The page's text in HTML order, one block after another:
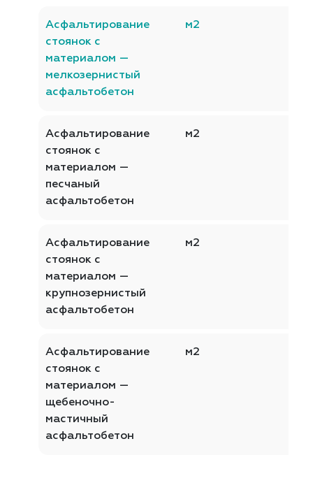
Асфальтирование
стоянок с
материалом —
мелкозернистый
асфальтобетон
м2
Асфальтирование
стоянок с
материалом —
песчаный
асфальтобетон
м2
Асфальтирование
стоянок с
материалом —
крупнозернистый
асфальтобетон
м2
Асфальтирование
стоянок с
материалом —
щебеночно-
мастичный
асфальтобетон
м2